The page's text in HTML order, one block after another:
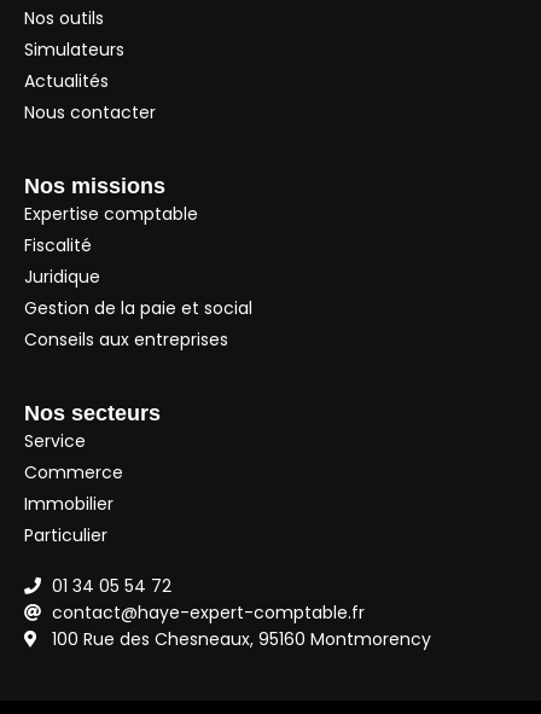
Nos outils
Simulateurs
Actualités
Nous contacter
Nos missions
Expertise comptable
Fiscalité
Juridique
Gestion de la paie et social
Conseils aux entreprises
Nos secteurs
Service
Commerce
Immobilier
Particulier
01 34 05 54 72
contact@haye-expert-comptable.fr
100 Rue des Chesneaux, 95160 Montmorency